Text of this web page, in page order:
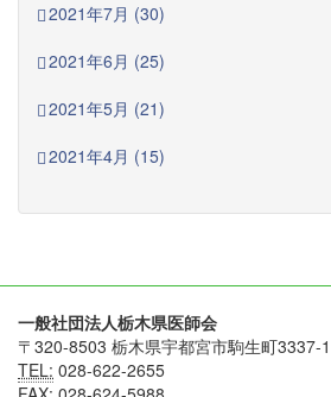
2021年7月 (30)
2021年6月 (25)
2021年5月 (21)
2021年4月 (15)
一般社団法人栃木県医師会
〒320-8503 栃木県宇都宮市駒生町3337-
TEL: 028-622-2655